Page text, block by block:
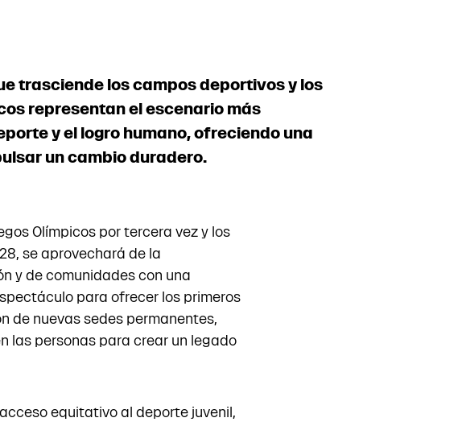
trasciende los campos deportivos y los
representan el escenario más
y el logro humano, ofreciendo una
un cambio duradero.
Olímpicos por tercera vez y los
se aprovechará de la
y de comunidades con una
para ofrecer los primeros
de nuevas sedes permanentes,
las personas para crear un legado
equitativo al deporte juvenil,